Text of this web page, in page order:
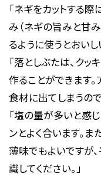
「ネギをカットする
み（ネギの旨みと甘
るように使うとおいし
「落としぶたは、ク
作ることができます
食材に出てしまうので
「塩の量が多いと感
ンとよく合います。
薄味でもよいですが
識してください。」